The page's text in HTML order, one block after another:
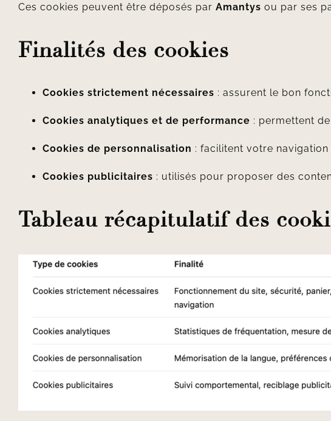
Ces cookies peuvent être déposés par Amantys ou par ses
Finalités des cookies
Cookies strictement nécessaires : assurent le bon
Cookies analytiques et de performance : permettent
Cookies de personnalisation : facilitent votre
Cookies publicitaires : utilisés pour proposer des
Tableau récapitulatif des